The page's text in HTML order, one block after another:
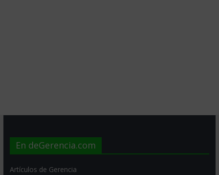
En deGerencia.com
Artículos de Gerencia